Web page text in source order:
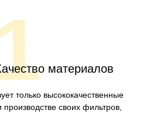
материалов
только высококачественные
своих фильтров,